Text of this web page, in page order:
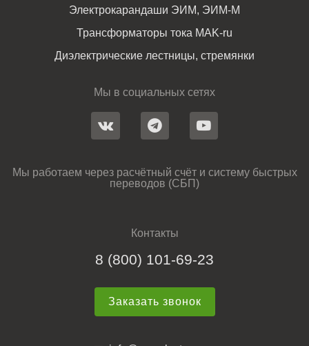
Электрокарандаши ЭИМ, ЭИМ-М
Трансформаторы тока MAK-ru
Диэлектрические лестницы, стремянки
Мы в социальных сетях
Мы работаем через расчётный счёт и систему быстрых
переводов (СБП)
Контакты
8 (800) 101-69-23
Заказать звонок